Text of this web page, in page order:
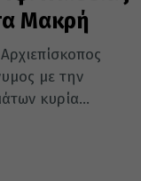
Μακρή
με την
κυρία...